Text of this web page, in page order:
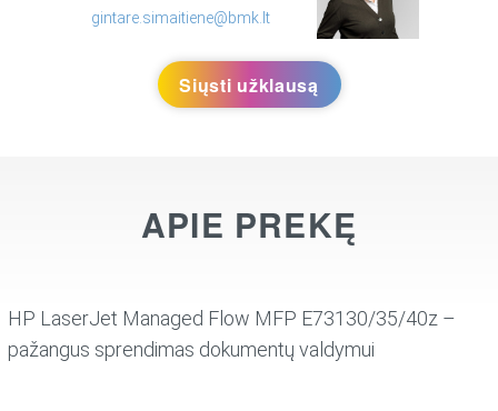
gintare.simaitiene@bmk.lt
Siųsti užklausą
APIE PREKĘ
HP LaserJet Managed Flow MFP E73130/35/40z –
pažangus sprendimas dokumentų valdymui